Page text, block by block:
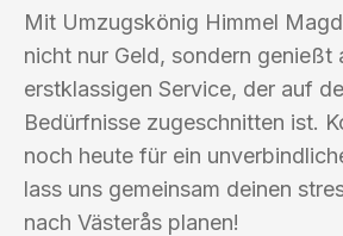
Mit Umzugskönig Himmel
nicht nur Geld, sondern genießt
erstklassigen Service, der auf
Bedürfnisse zugeschnitten ist.
noch heute für ein
lass uns gemeinsam deinen
nach Västerås planen!